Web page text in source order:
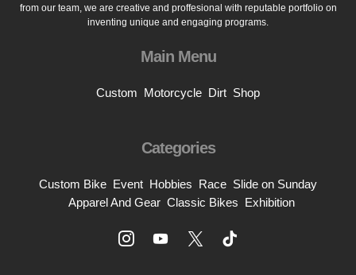
from our team, we are creative and proffesional with reputable portfolio on
inventing unique and engaging programs.
Main Menu
Custom Motorcycle Dirt Shop
Categories
Custom Bike Event Hobbies Race Slide on Sunday
Apparel And Gear Classic Bikes Exhibition